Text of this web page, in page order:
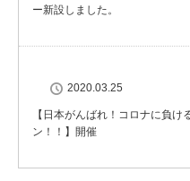
ー新設しました。
2020.03.25
【日本がんばれ！コロナに負
ン！！】開催